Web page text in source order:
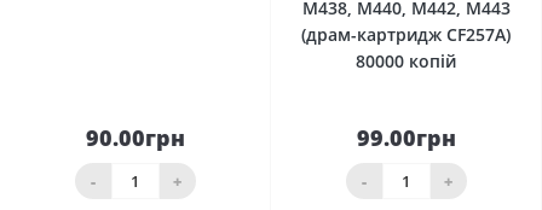
90.00грн
- +
M438, M440, M442, M443
(драм-картридж CF257A)
80000 копій
99.00грн
- +